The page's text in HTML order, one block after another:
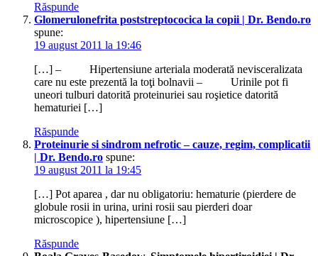
Răspunde
Glomerulonefrita poststreptococica la copii | Dr. Bendo.ro
spune:
19 august 2011 la 19:46
[…] – Hipertensiune arteriala moderată nevisceralizata
care nu este prezentă la toţi bolnavii – Urinile pot fi
uneori tulburi datorită proteinuriei sau roşietice datorită
hematuriei […]
Răspunde
Proteinurie si sindrom nefrotic – cauze, regim, complicatii
| Dr. Bendo.ro spune:
19 august 2011 la 19:45
[…] Pot aparea , dar nu obligatoriu: hematurie (pierdere de
globule rosii in urina, urini rosii sau pierderi doar
microscopice ), hipertensiune […]
Răspunde